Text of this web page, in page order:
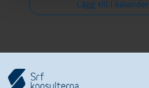
Lägg till i kalender